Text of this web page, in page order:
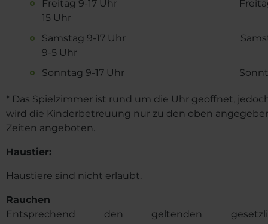
Freitag 9-17 Uhr Freitag
15 Uhr
Samstag 9-17 Uhr
9-5 Uhr
Sonntag 9-17 Uhr
* Das Spielzimmer ist rund um die Uhr geöffnet,
wird die Kinderbetreuung nur zu den oben
Zeiten angeboten.
Haustier:
Haustiere sind nicht erlaubt.
Rauchen
Entsprechend den geltenden